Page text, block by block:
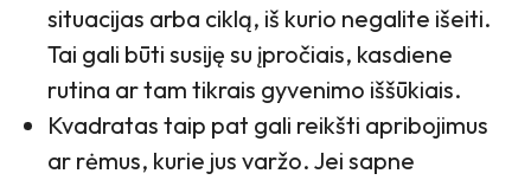
situacijas arba ciklą, iš kurio negalite išeiti.
Tai gali būti susiję su įpročiais, kasdiene
rutina ar tam tikrais gyvenimo iššūkiais.
Kvadratas taip pat gali reikšti apribojimus
ar rėmus, kurie jus varžo. Jei sapne